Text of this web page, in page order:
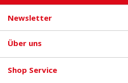
Newsletter
Über uns
Shop Service